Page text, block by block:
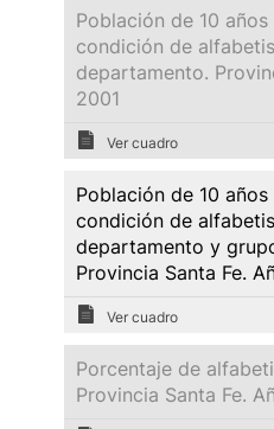
Población de 10
condición de
departamento.
2001
Ver cuadro
Población de 10
condición de
departamento y
Provincia Santa Fe.
Ver cuadro
Porcentaje de
Provincia Santa Fe.